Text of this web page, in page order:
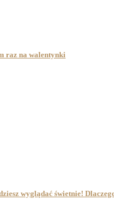
raz na walentynki
wyglądać świetnie!